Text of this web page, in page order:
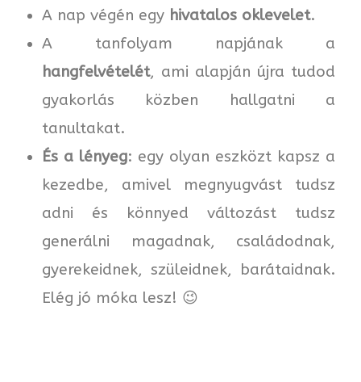
A nap végén egy hivatalos oklevelet.
A tanfolyam napjának a
hangfelvételét, ami alapján újra tudod
gyakorlás közben hallgatni a
tanultakat.
És a lényeg: egy olyan eszközt kapsz a
kezedbe, amivel megnyugvást tudsz
adni és könnyed változást tudsz
generálni magadnak, családodnak,
gyerekeidnek, szüleidnek, barátaidnak.
Elég jó móka lesz! 😉